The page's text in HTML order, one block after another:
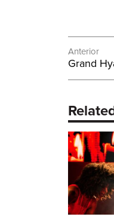
de
Anterior
Post
Anterior:
Grand